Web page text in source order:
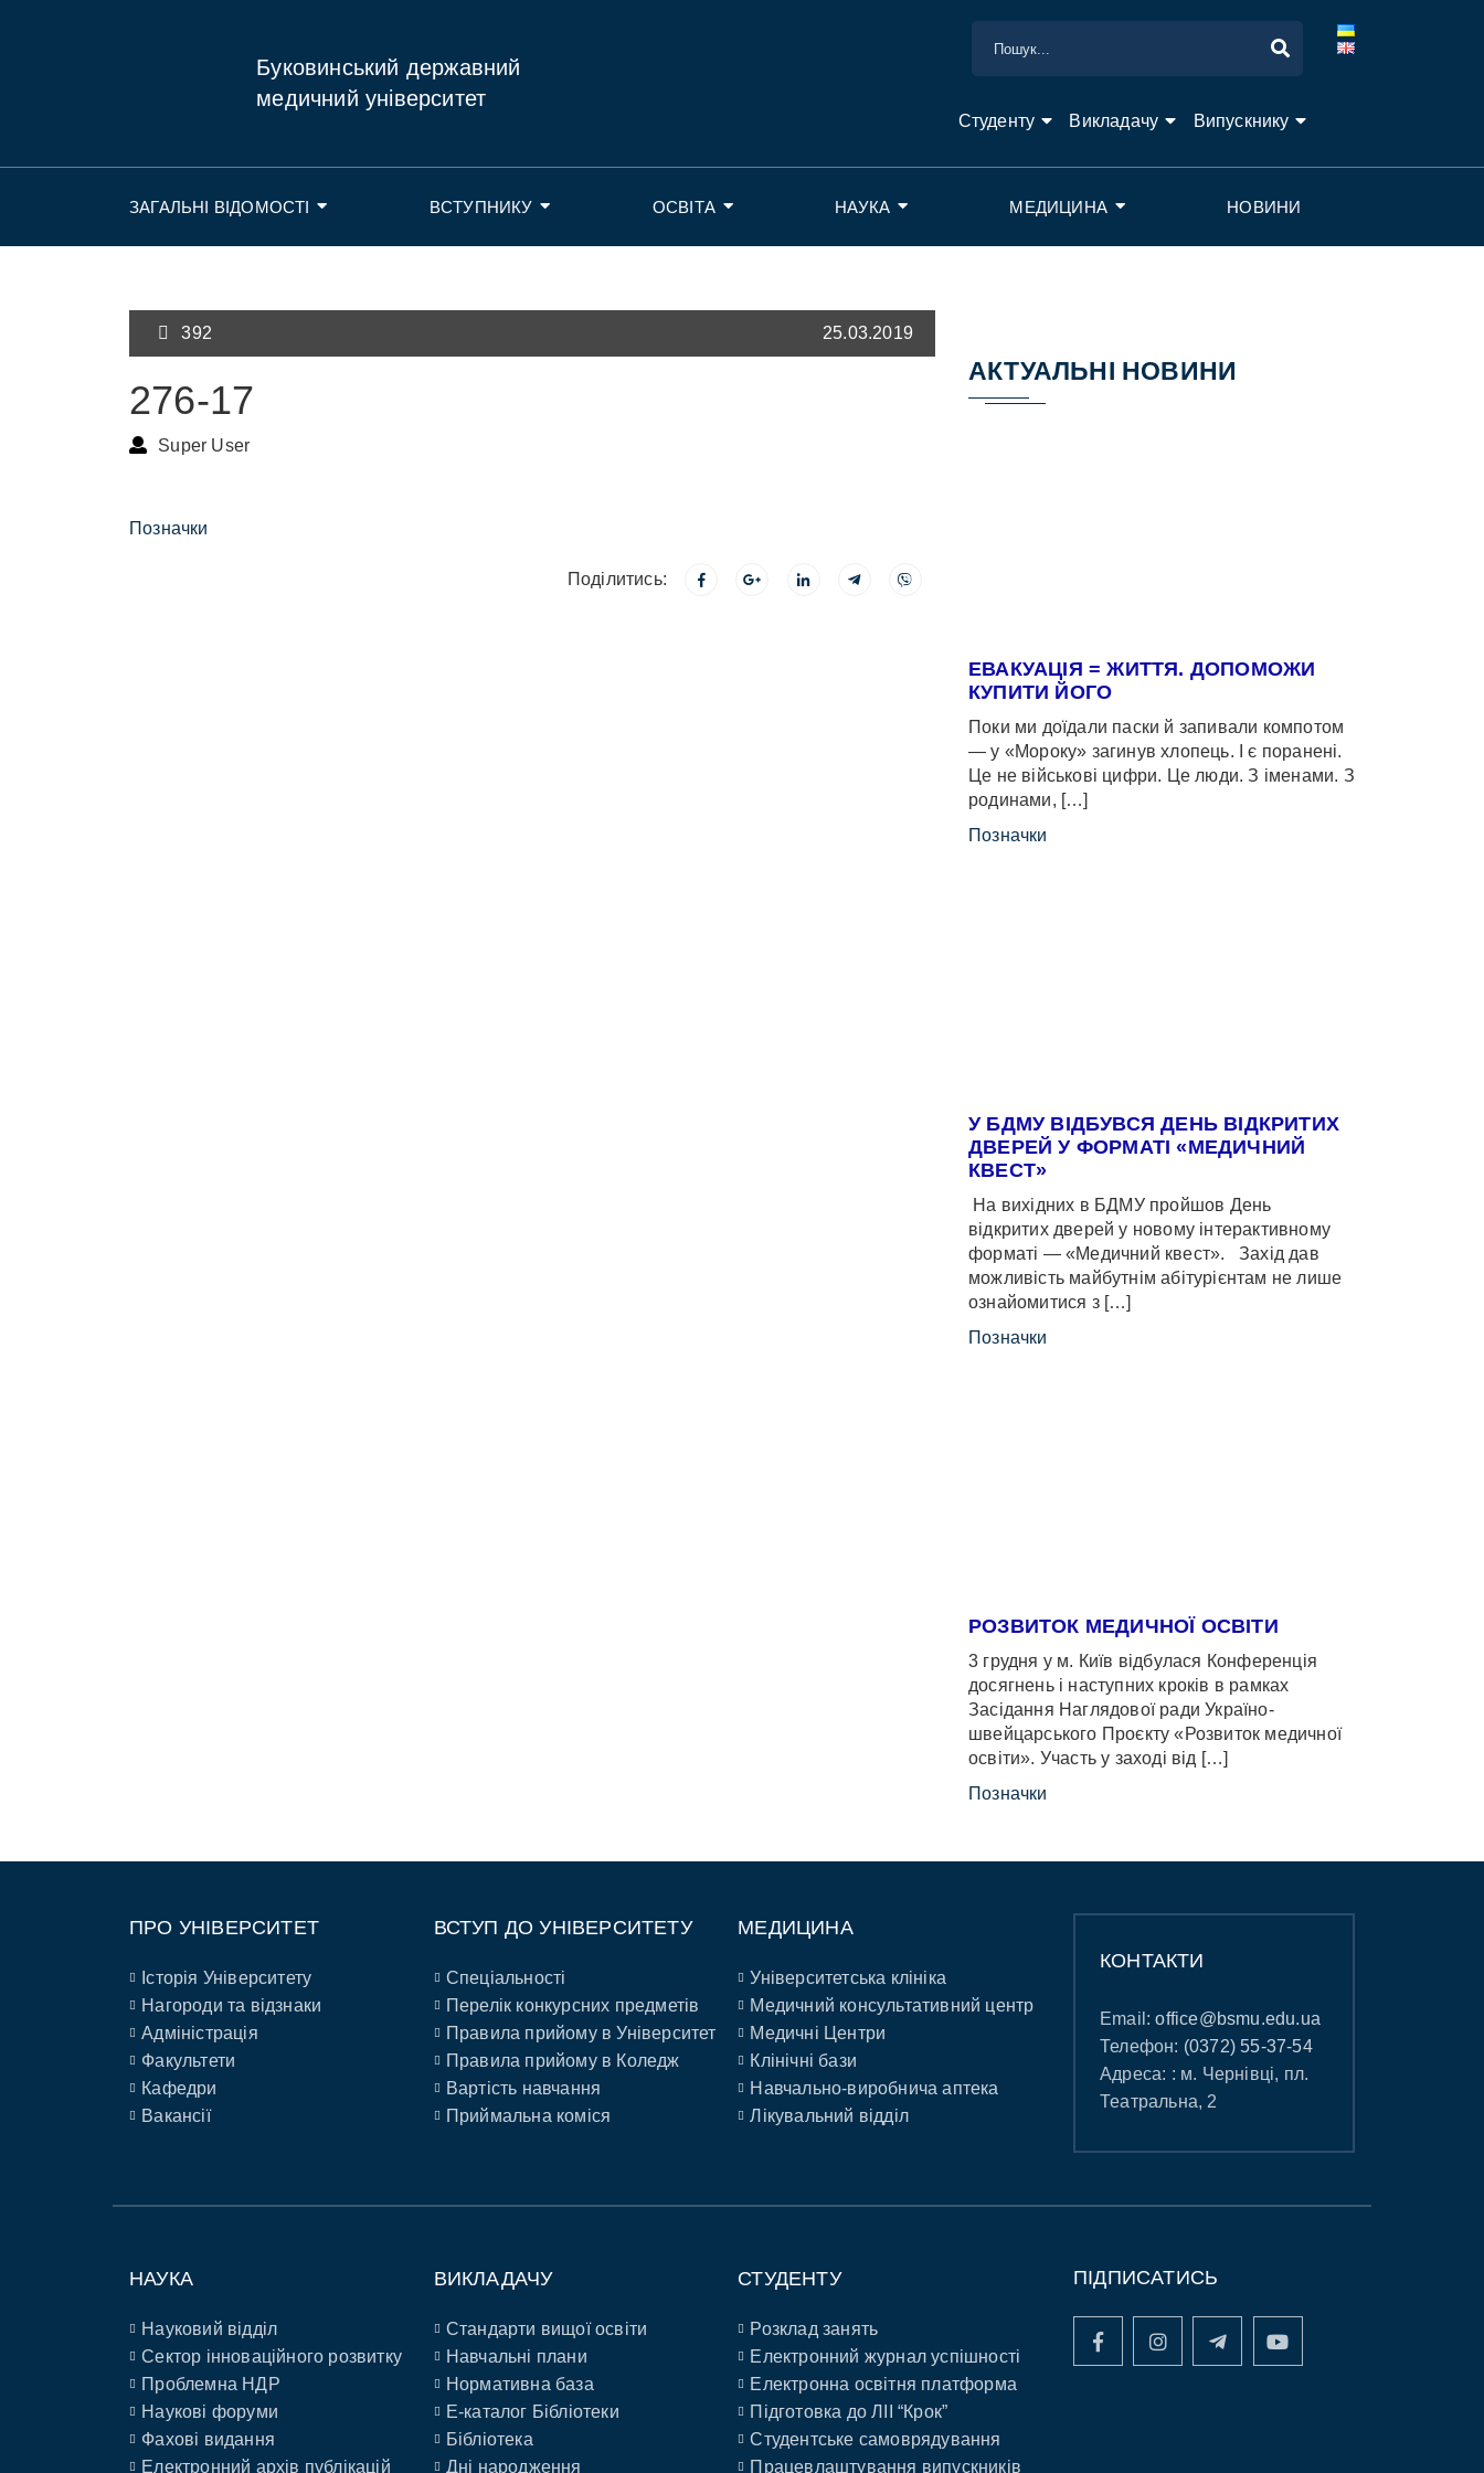
Буковинський державний
медичний університет
Студенту Викладачу Випускнику
ЗАГАЛЬНІ ВІДОМОСТІ ВСТУПНИКУ ОСВІТА НАУКА МЕДИЦИНА НОВИНИ
392 25.03.2019
276-17
Super User
Позначки
Поділитись:
АКТУАЛЬНІ НОВИНИ
ЕВАКУАЦІЯ = ЖИТТЯ. ДОПОМОЖИ
КУПИТИ ЙОГО
Поки ми доїдали паски й запивали компотом
— у «Мороку» загинув хлопець. І є поранені.
Це не військові цифри. Це люди. З іменами. З
родинами, […]
Позначки
У БДМУ ВІДБУВСЯ ДЕНЬ ВІДКРИТИХ
ДВЕРЕЙ У ФОРМАТІ «МЕДИЧНИЙ
КВЕСТ»
На вихідних в БДМУ пройшов День
відкритих дверей у новому інтерактивному
форматі — «Медичний квест». Захід дав
можливість майбутнім абітурієнтам не лише
ознайомитися з […]
Позначки
РОЗВИТОК МЕДИЧНОЇ ОСВІТИ
3 грудня у м. Київ відбулася Конференція
досягнень і наступних кроків в рамках
Засідання Наглядової ради Україно-
швейцарського Проєкту «Розвиток медичної
освіти». Участь у заході від […]
Позначки
ПРО УНІВЕРСИТЕТ
Історія Університету
Нагороди та відзнаки
Адміністрація
Факультети
Кафедри
Вакансії
ВСТУП ДО УНІВЕРСИТЕТУ
Спеціальності
Перелік конкурсних предметів
Правила прийому в Університет
Правила прийому в Коледж
Вартість навчання
Приймальна коміся
МЕДИЦИНА
Університетська клініка
Медичний консультативний центр
Медичні Центри
Клінічні бази
Навчально-виробнича аптека
Лікувальний відділ
КОНТАКТИ
Email:office@bsmu.edu.ua
Телефон: (0372) 55-37-54
Адреса: : м. Чернівці, пл.
Театральна, 2
НАУКА
Науковий відділ
Сектор інноваційного розвитку
Проблемна НДР
Наукові форуми
Фахові видання
Електронний архів публікацій
ВИКЛАДАЧУ
Стандарти вищої освіти
Навчальні плани
Нормативна база
E-каталог Бібліотеки
Бібліотека
Дні народження
СТУДЕНТУ
Розклад занять
Електронний журнал успішності
Електронна освітня платформа
Підготовка до ЛІІ “Крок”
Студентське самоврядування
Працевлаштування випускників
ПІДПИСАТИСЬ